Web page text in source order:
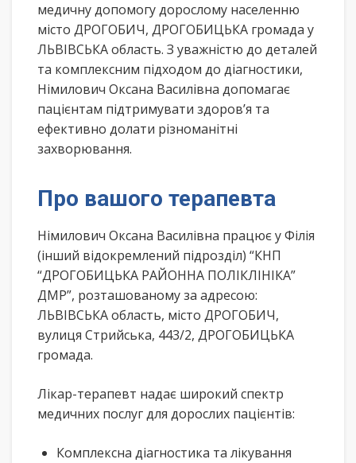
медичну допомогу дорослому населенню
місто ДРОГОБИЧ, ДРОГОБИЦЬКА громада у
ЛЬВІВСЬКА область. З уважністю до деталей
та комплексним підходом до діагностики,
Німилович Оксана Василівна допомагає
пацієнтам підтримувати здоров’я та
ефективно долати різноманітні
захворювання.
Про вашого терапевта
Німилович Оксана Василівна працює у Філія
(інший відокремлений підрозділ) “КНП
“ДРОГОБИЦЬКА РАЙОННА ПОЛІКЛІНІКА”
ДМР”, розташованому за адресою:
ЛЬВІВСЬКА область, місто ДРОГОБИЧ,
вулиця Стрийська, 443/2, ДРОГОБИЦЬКА
громада.
Лікар-терапевт надає широкий спектр
медичних послуг для дорослих пацієнтів:
Комплексна діагностика та лікування